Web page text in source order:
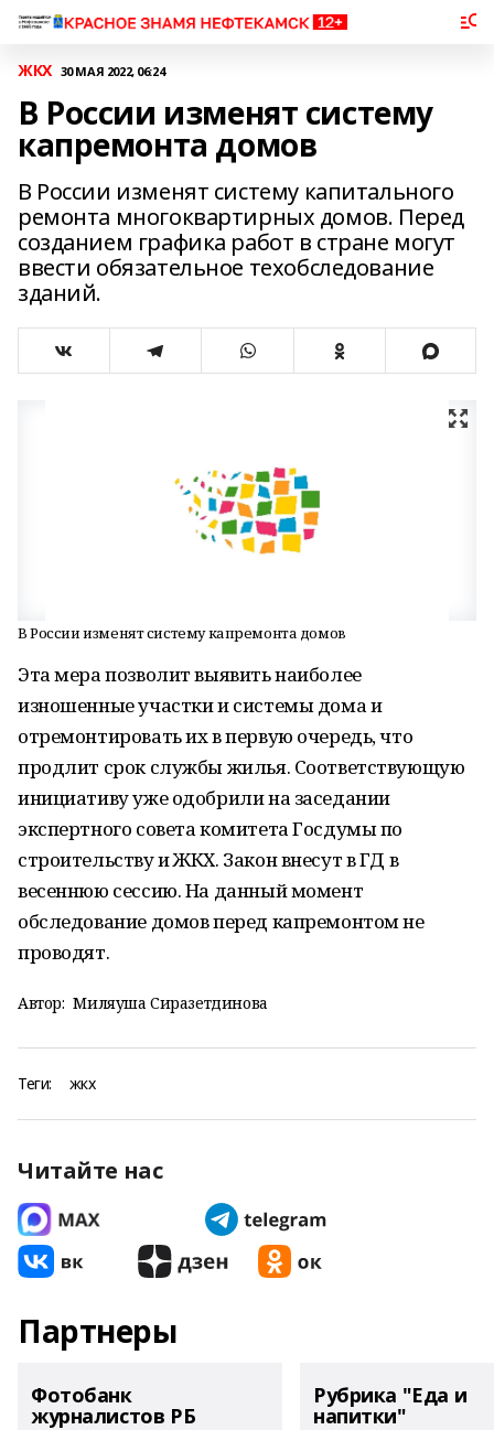
ЖКХ 30 МАЯ 2022, 06:24
В России изменят систему
капремонта домов
В России изменят систему капитального
ремонта многоквартирных домов. Перед
созданием графика работ в стране могут
ввести обязательное техобследование
зданий.
В России изменят систему капремонта домов
Эта мера позволит выявить наиболее
изношенные участки и системы дома и
отремонтировать их в первую очередь, что
продлит срок службы жилья. Соответствующую
инициативу уже одобрили на заседании
экспертного совета комитета Госдумы по
строительству и ЖКХ. Закон внесут в ГД в
весеннюю сессию. На данный момент
обследование домов перед капремонтом не
проводят.
Автор: Миляуша Сиразетдинова
Теги: жкх
Читайте нас
Партнеры
Фотобанк
журналистов РБ
Рубрика "Еда и
напитки"